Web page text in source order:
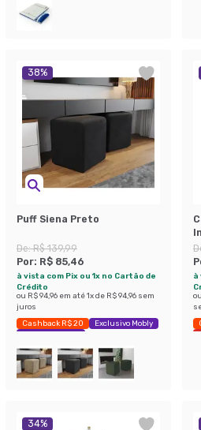
38%
Puff Siena Preto
De:R$ 139,99
Por: R$ 85,46
à vista com Pix ou 1x no Cartão de
Crédito
ou R$ 94,96 em até1x de R$ 94,96 sem
juros
Cashback R$ 20
Exclusivo Mobly
Economize 38%
à
ou
34%